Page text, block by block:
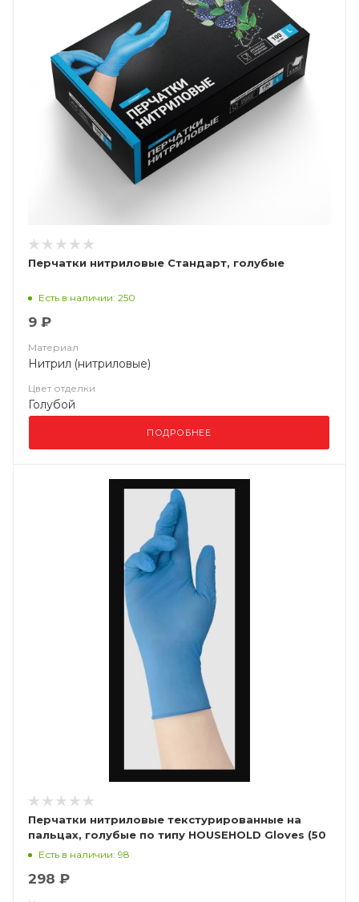
Перчатки нитриловые Стандарт, голубые
Есть в наличии: 250
9 ₽
Материал
Нитрил (нитриловые)
Цвет отделки
Голубой
ПОДРОБНЕЕ
Перчатки нитриловые текстурированные на
пальцах, голубые по типу HOUSEHOLD Gloves (50
пар), Калибр Libry
Есть в наличии: 98
298 ₽